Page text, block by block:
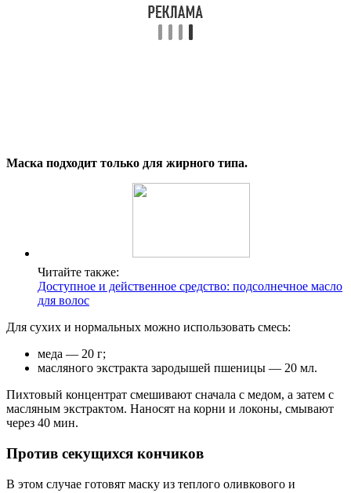
Маска подходит только для жирного типа.
Читайте также:
Доступное и действенное средство: подсолнечное масло
для волос
Для сухих и нормальных можно использовать смесь:
меда — 20 г;
масляного экстракта зародышей пшеницы — 20 мл.
Пихтовый концентрат смешивают сначала с медом, а затем с
масляным экстрактом. Наносят на корни и локоны, смывают
через 40 мин.
Против секущихся кончиков
В этом случае готовят маску из теплого оливкового и